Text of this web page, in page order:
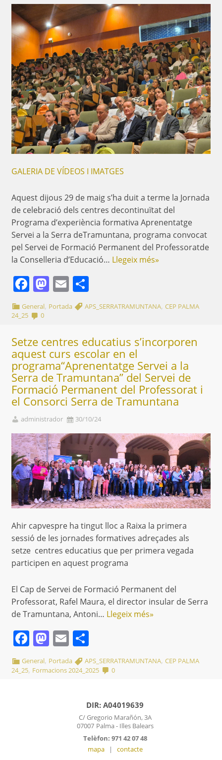
GALERIA DE VÍDEOS I IMATGES
Aquest dijous 29 de maig s’ha duit a terme la Jornada
de celebració dels centres decontinuïtat del
Programa d’experiència formativa Aprenentatge
Servei a la Serra deTramuntana, programa convocat
pel Servei de Formació Permanent del Professoratde
la Conselleria d’Educació… Llegeix més»
Facebook
Mastodon
Email
General, Portada APS_SERRATRAMUNTANA,CEP PALMA
24_25
0
Setze centres educatius s’incorporen
aquest curs escolar en el
programa“Aprenentatge Servei a la
Serra de Tramuntana” del Servei de
Formació Permanent del Professorat i
el Consorci Serra de Tramuntana
administrador 30/10/24
Ahir capvespre ha tingut lloc a Raixa la primera
sessió de les jornades formatives adreçades als
setze centres educatius que per primera vegada
participen en aquest programa
El Cap de Servei de Formació Permanent del
Professorat, Rafel Maura, el director insular de Serra
de Tramuntana, Antoni… Llegeix més»
Facebook
Mastodon
Email
General, Portada APS_SERRATRAMUNTANA,CEP PALMA
24_25, Formacions 2024_2025 0
DIR: A04019639
C/ Gregorio Marañón, 3A
07007 Palma - Illes Balears
Telèfon: 971 42 07 48
mapa
| contacte